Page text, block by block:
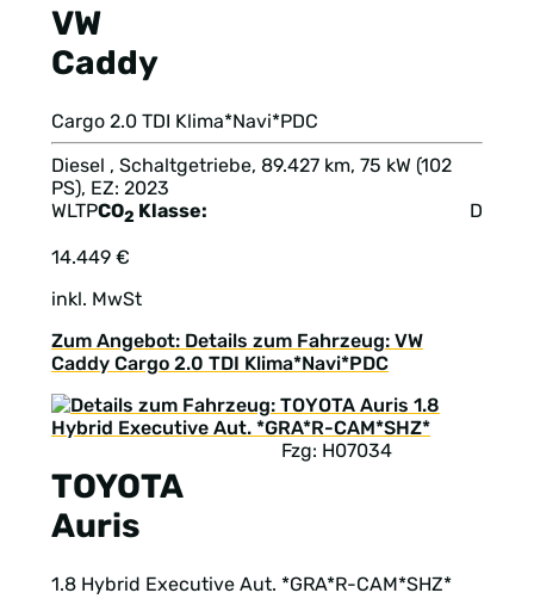
VW
Caddy
Cargo 2.0 TDI Klima*Navi*PDC
Diesel , Schaltgetriebe, 89.427 km, 75 kW (102
PS), EZ: 2023
WLTPCO2 Klasse: D
14.449 €
inkl. MwSt
Zum Angebot: Details zum Fahrzeug: VW
Caddy Cargo 2.0 TDI Klima*Navi*PDC
TOYOTA
Auris
Fzg: H07034
1.8 Hybrid Executive Aut. *GRA*R-CAM*SHZ*